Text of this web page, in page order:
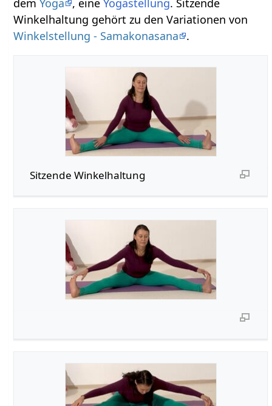
demYoga , eineYogastellung. Sitzende
Winkelhaltung gehört zu den Variationen von
Winkelstellung - Samakonasana
.
Sitzende Winkelhaltung